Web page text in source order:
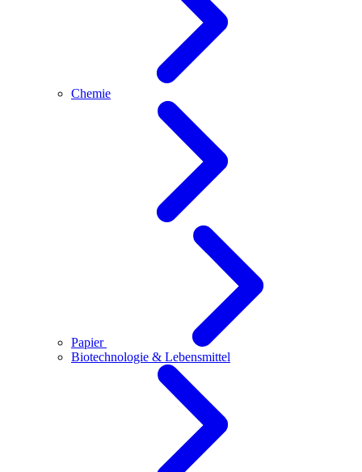
Chemie
Papier
Biotechnologie & Lebensmittel